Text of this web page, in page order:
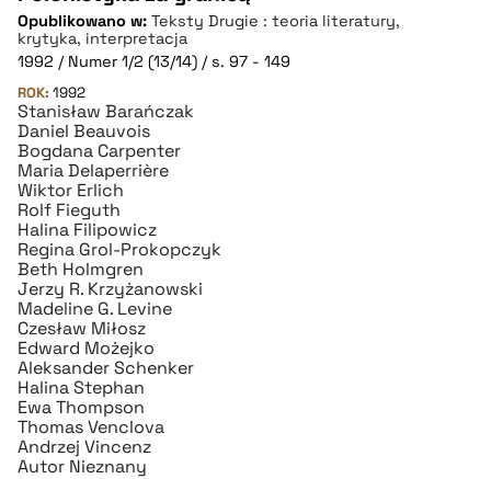
CZYSTY TEKST
pobierz cytat
BIBTEX
pobierz cytat
Opublikowano w: Teksty Drugie : teoria literatury,
krytyka, interpretacja
1992 / Numer 1/2 (13/14) / s. 97 - 149
ROK: 1992
Stanisław Barańczak
Daniel Beauvois
Bogdana Carpenter
Maria Delaperrière
Wiktor Erlich
Rolf Fieguth
Halina Filipowicz
Regina Grol-Prokopczyk
Beth Holmgren
Jerzy R. Krzyżanowski
Madeline G. Levine
Czesław Miłosz
Edward Możejko
Aleksander Schenker
Halina Stephan
Ewa Thompson
Thomas Venclova
Andrzej Vincenz
Autor Nieznany